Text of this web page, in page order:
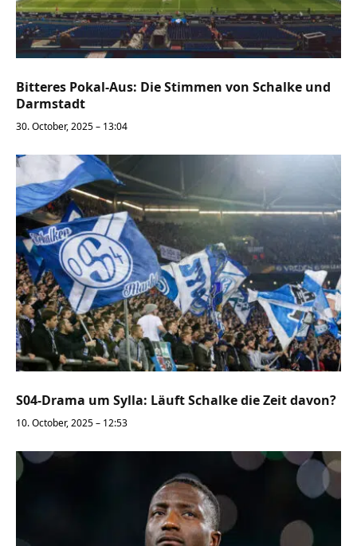
Bitteres Pokal-Aus: Die Stimmen von Schalke und
Darmstadt
30. October, 2025 – 13:04
S04-Drama um Sylla: Läuft Schalke die Zeit davon?
10. October, 2025 – 12:53